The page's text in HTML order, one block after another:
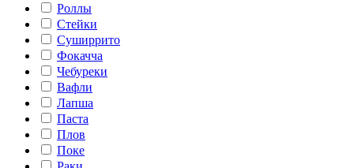
Роллы
Стейки
Суширрито
Фокачча
Чебуреки
Вафли
Лапша
Паста
Плов
Поке